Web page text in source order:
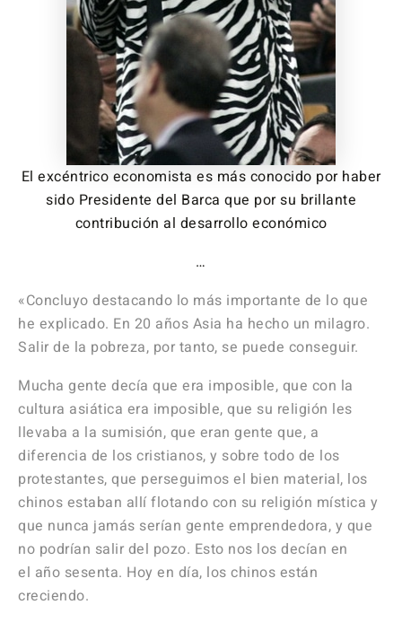
El excéntrico economista es más conocido por haber
sido Presidente del Barca que por su brillante
contribución al desarrollo económico
…
«Concluyo destacando lo más importante de lo que
he explicado. En 20 años Asia ha hecho un milagro.
Salir de la pobreza, por tanto, se puede conseguir.
Mucha gente decía que era imposible, que con la
cultura asiática era imposible, que su religión les
llevaba a la sumisión, que eran gente que, a
diferencia de los cristianos, y sobre todo de los
protestantes, que perseguimos el bien material, los
chinos estaban allí flotando con su religión mística y
que nunca jamás serían gente emprendedora, y que
no podrían salir del pozo. Esto nos los decían en
el año sesenta. Hoy en día, los chinos están
creciendo.